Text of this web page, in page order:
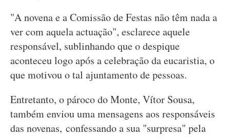
"A novena e a Comissão de Festas não têm nada a
ver com aquela actuação", esclarece aquele
responsável, sublinhando que o despique
aconteceu logo após a celebração da eucaristia, o
que motivou o tal ajuntamento de pessoas.
Entretanto, o pároco do Monte, Vítor Sousa,
também enviou uma mensagens aos responsáveis
das novenas, confessando a sua "surpresa" pela